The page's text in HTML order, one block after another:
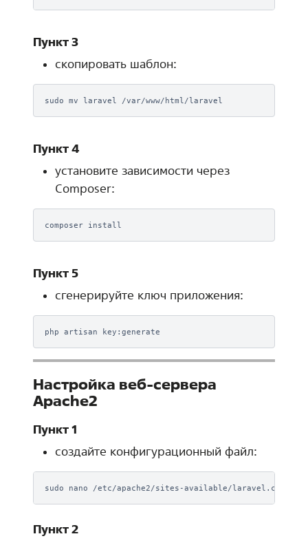
Пункт 3
скопировать шаблон:
sudo mv laravel
Пункт 4
установите зависимости через
Composer:
composer
Пункт 5
сгенерируйте ключ приложения:
php artisan
Настройка веб-сервера
Apache2
Пункт 1
создайте конфигурационный файл:
sudo nano
Пункт 2